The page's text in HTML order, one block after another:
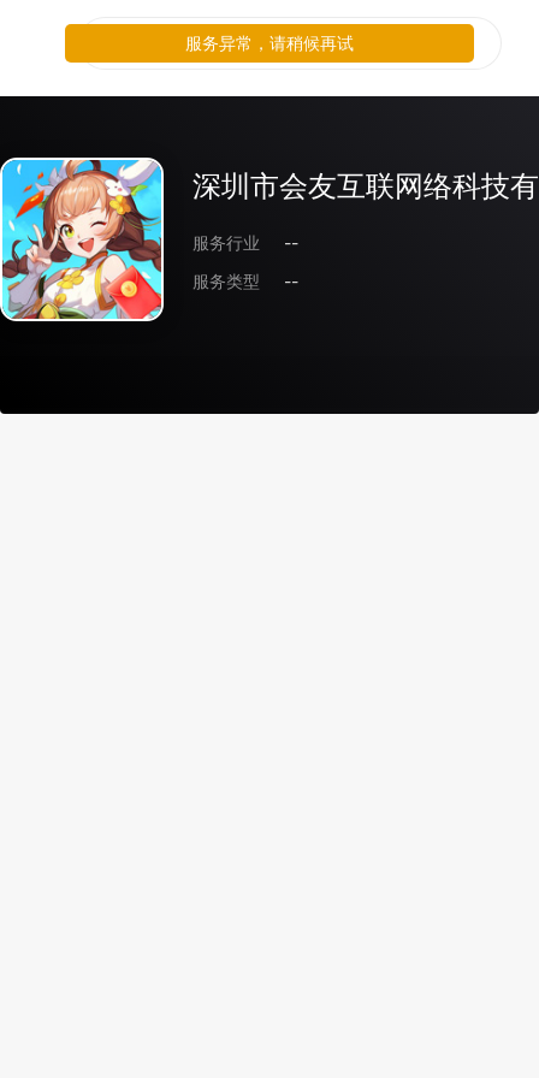
深圳市会友互联网络科技
服务行业
--
服务类型
--
服务异常，请稍候再试